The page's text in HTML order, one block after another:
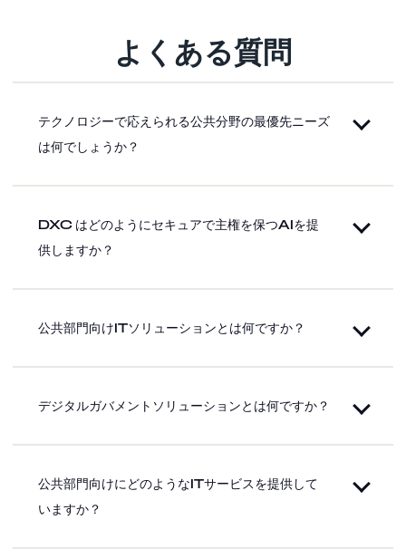
よくある質問
テクノロジーで応えられる公共分野の最優先ニーズ
は何でしょうか？
DXC はどのようにセキュアで主権を保つAIを提
供しますか？
公共部門向けITソリューションとは何ですか？
デジタルガバメントソリューションとは何ですか？
公共部門向けにどのようなITサービスを提供して
いますか？